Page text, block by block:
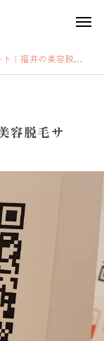
の美容脱毛サロンSHINE
容脱毛サ